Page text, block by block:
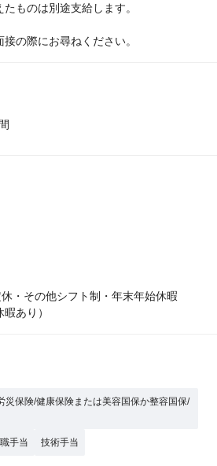
ものは別途支給します。
の際にお尋ねください。
・その他シフト制・年末年始休暇
あり）
災保険/健康保険または美容国保か整容国保/
手当 技術手当